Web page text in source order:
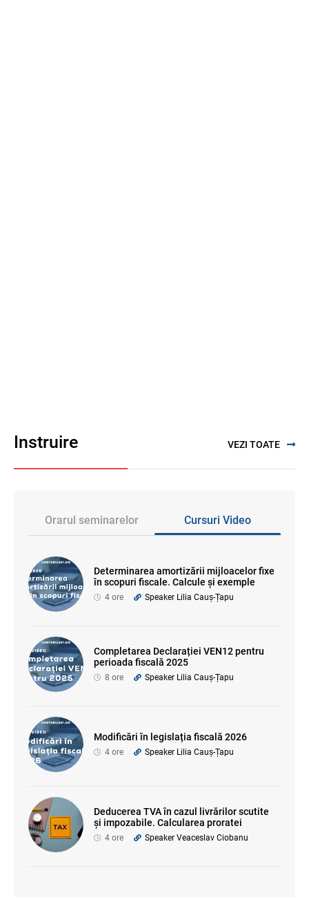
Instruire VEZI TOATE
Orarul seminarelor Cursuri Video
Determinarea amortizării mijloacelor fixe
în scopuri fiscale. Calcule și exemple
4 ore Speaker Lilia Cauș-Țapu
Completarea Declarației VEN12 pentru
perioada fiscală 2025
8 ore Speaker Lilia Cauș-Țapu
Modificări în legislația fiscală 2026
4 ore Speaker Lilia Cauș-Țapu
Deducerea TVA în cazul livrărilor scutite
și impozabile. Calcularea proratei
4 ore Speaker Veaceslav Ciobanu